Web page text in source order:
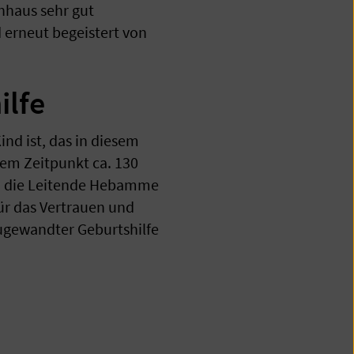
sehr gut
erneut begeistert von
ist, das in diesem
Zeitpunkt ca. 130
Leitende Hebamme
das Vertrauen und
Geburtshilfe